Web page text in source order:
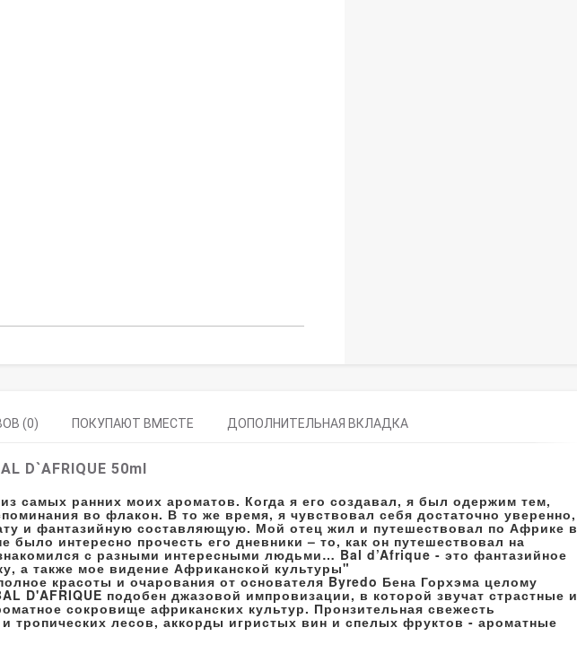
(0) ПОКУПАЮТ ВМЕСТЕ ДОПОЛНИТЕЛЬНАЯ ВКЛАДКА
D`AFRIQUE 50ml
самых ранних моих ароматов. Когда я его создавал, я был одержим тем,
во флакон. В то же время, я чувствовал себя достаточно уверенно,
и фантазийную составляющую. Мой отец жил и путешествовал по Африке в
было интересно прочесть его дневники – то, как он путешествовал на
с разными интересными людьми… Bal d’Afrique - это фантазийное
а также мое видение Африканской культуры"
красоты и очарования от основателя Byredo Бена Горхэма целому
D'AFRIQUE подобен джазовой импровизации, в которой звучат страстные и
сокровище африканских культур. Пронзительная свежесть
и тропических лесов, аккорды игристых вин и спелых фруктов - ароматные